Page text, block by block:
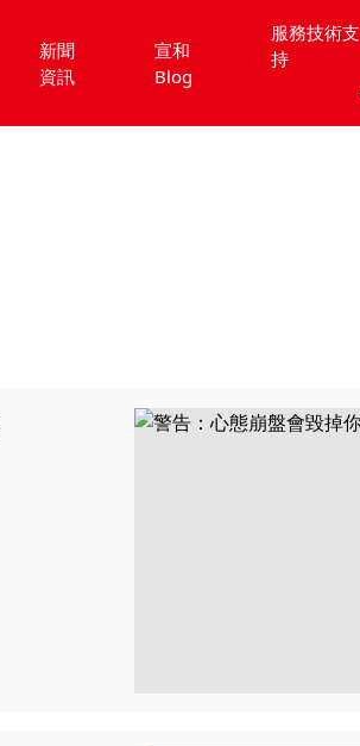
新聞
資訊
宣和
Blog
服務技術支
持